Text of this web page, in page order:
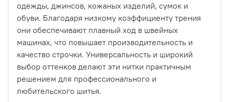
одежды, джинсов, кожаных изделий, сумок и
обуви. Благодаря низкому коэффициенту трения
они обеспечивают плавный ход в швейных
машинах, что повышает производительность и
качество строчки. Универсальность и широкий
выбор оттенков делают эти нитки практичным
решением для профессионального и
любительского шитья.